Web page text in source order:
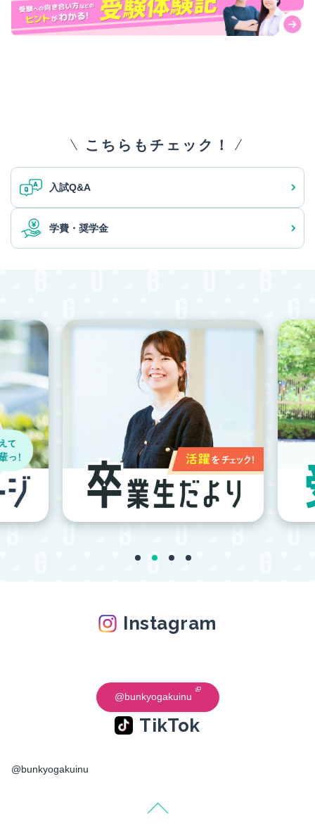
こちらもチェック！
入試Q&A
学費・奨学金
Instagram
@bunkyogakuinu
TikTok
@bunkyogakuinu